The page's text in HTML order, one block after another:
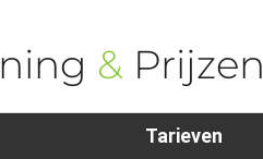
& Prijzen
Tarieven